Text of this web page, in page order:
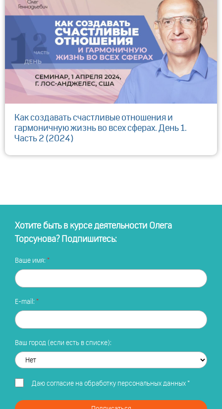
Как создавать счастливые отношения и
гармоничную жизнь во всех сферах. День 1.
Часть 2 (2024)
Хотите быть в курсе деятельности Олега
Торсунова? Подпишитесь:
Ваше имя:
E-mail:
Ваш город (если есть в списке):
Даю согласие на обработку персональных данных*